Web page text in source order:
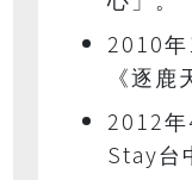
2010年
《逐鹿
2012年
Stay台